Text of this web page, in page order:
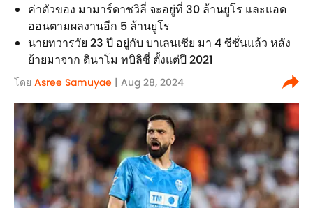
ค่าตัวของ มามาร์ดาชวิลี่ จะอยู่ที่ 30 ล้านยูโร และแอด
ออนตามผลงานอีก 5 ล้านยูโร
นายทวารวัย 23 ปี อยู่กับ บาเลนเซีย มา 4 ซีซั่นแล้ว หลัง
ย้ายมาจาก ดินาโม ทบิลิซี่ ตั้งแต่ปี 2021
โดย Asree Samuyae | Aug 28, 2024